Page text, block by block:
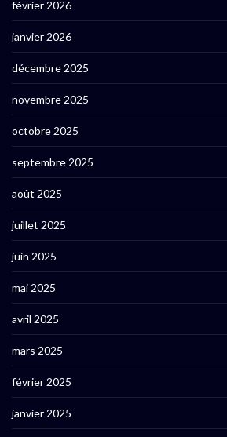
février 2026
janvier 2026
décembre 2025
novembre 2025
octobre 2025
septembre 2025
août 2025
juillet 2025
juin 2025
mai 2025
avril 2025
mars 2025
février 2025
janvier 2025